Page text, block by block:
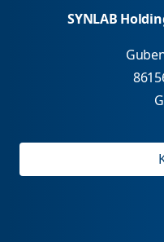
SYNLAB